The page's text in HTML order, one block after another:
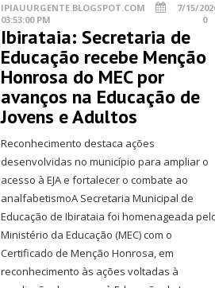
IPIAUURGENTE.BLOGSPOT.COM
7/15/
03:53:00 PM
0
Ibirataia: Secretaria de
Educação recebe Menção
Honrosa do MEC por
avanços na Educação de
Jovens e Adultos
Reconhecimento destaca ações
desenvolvidas no município para ampliar o
acesso à EJA e fortalecer o combate ao
analfabetismoA Secretaria Municipal de
Educação de Ibirataia foi homenageada
Ministério da Educação (MEC) com o
Certificado de Menção Honrosa, em
reconhecimento às ações voltadas à